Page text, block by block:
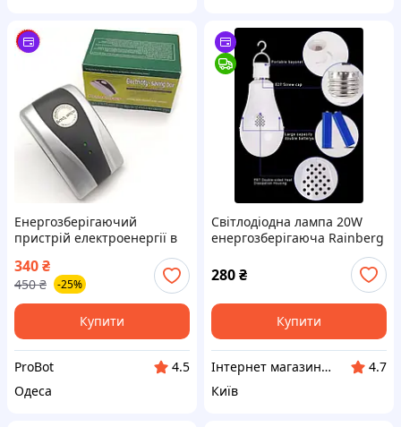
Енергозберігаючий
пристрій електроенергії в
box
340₴
450 ₴ -25%
Купити
ProBot
4.5
Одеса
Світлодіодна лампа 20W
енергозберігаюча Rainberg
акумуляторами 18650 та
зарядним пристроєм
280₴
Купити
Інтернет магазин KupiPartu
4.7
Київ